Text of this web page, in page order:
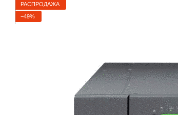
РАСПРОДАЖА
−49%